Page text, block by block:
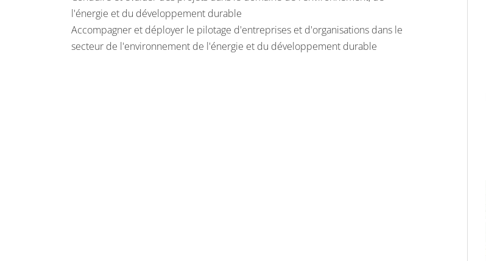
l'énergie et du développement durable
Accompagner et déployer le pilotage d'entreprises et d'organisations dans le
secteur de l'environnement de l'énergie et du développement durable